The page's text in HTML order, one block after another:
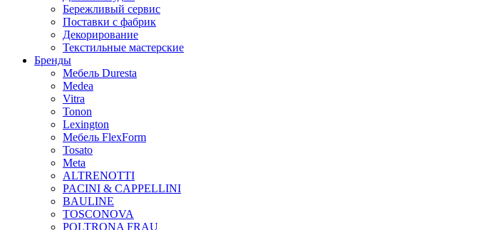
Бережливый сервис
Поставки с фабрик
Декорирование
Текстильные мастерские
Бренды
Мебель Duresta
Medea
Vitra
Tonon
Lexington
Мебель FlexForm
Tosato
Meta
ALTRENOTTI
PACINI & CAPPELLINI
BAULINE
TOSCONOVA
POLTRONA FRAU